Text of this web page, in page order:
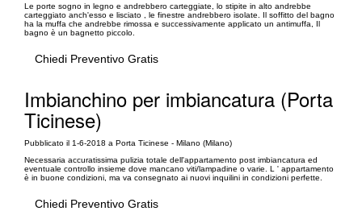
Le porte sogno in legno e andrebbero carteggiate, lo stipite in alto andrebbe
carteggiato anch'esso e lisciato , le finestre andrebbero isolate. Il soffitto del bagno
ha la muffa che andrebbe rimossa e successivamente applicato un antimuffa, Il
bagno è un bagnetto piccolo.
Chiedi Preventivo Gratis
Imbianchino per imbiancatura (Porta
Ticinese)
Pubblicato il 1-6-2018 a Porta Ticinese - Milano (Milano)
Necessaria accuratissima pulizia totale dell'appartamento post imbiancatura ed
eventuale controllo insieme dove mancano viti/lampadine o varie. L ' appartamento
è in buone condizioni, ma va consegnato ai nuovi inquilini in condizioni perfette.
Chiedi Preventivo Gratis